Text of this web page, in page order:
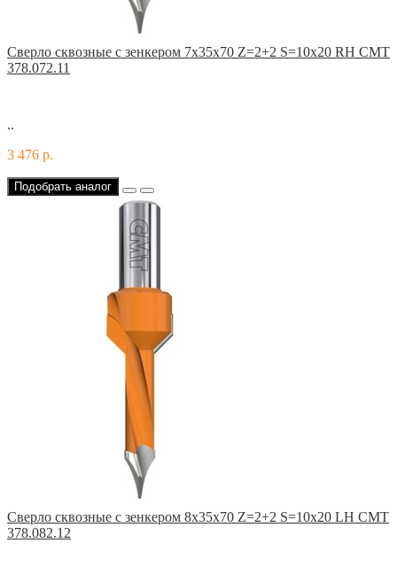
Сверло сквозные с зенкером 7x35x70 Z=2+2 S=10x20 RH CMT
378.072.11
..
3 476 р.
Подобрать аналог
Сверло сквозные с зенкером 8x35x70 Z=2+2 S=10x20 LH CMT
378.082.12